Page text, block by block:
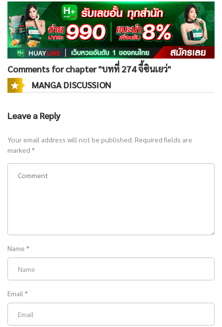
Comments for chapter "บทที่ 274 จี้ซินเยว่"
MANGA DISCUSSION
Leave a Reply
Your email address will not be published. Required fields are
marked *
Name *
Email *